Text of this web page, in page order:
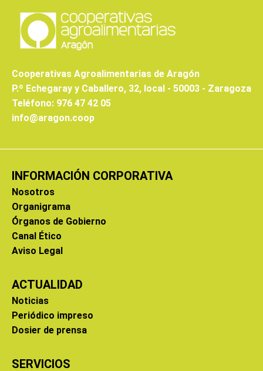
Cooperativas Agroalimentarias de Aragón
P.º Echegaray y Caballero, 32, local - 50003 - Zaragoza
Teléfono: 976 47 42 05
info@aragon.coop
INFORMACIÓN CORPORATIVA
Nosotros
Organigrama
Órganos de Gobierno
Canal Ético
Aviso Legal
ACTUALIDAD
Noticias
Periódico impreso
Dosier de prensa
SERVICIOS